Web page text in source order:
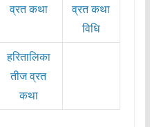
व्रत कथा
व्रत कथा
विधि
हरितालिका
तीज व्रत
कथा